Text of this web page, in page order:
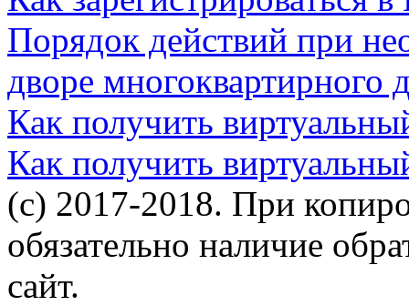
Порядок действий при
дворе многоквартирного
Как получить
Как получить
(c) 2017-2018. При
обязательно наличие
сайт.